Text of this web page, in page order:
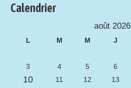
Calendrier
août 2026
L M M J
3
4 5 6
10 11 12 13